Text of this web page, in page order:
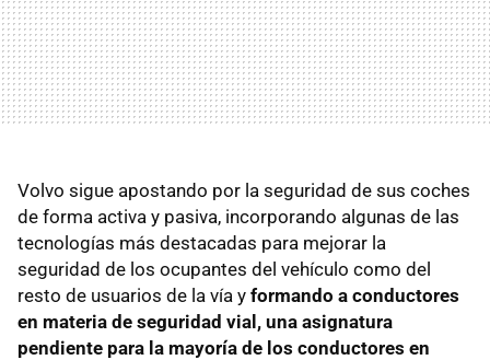
Volvo sigue apostando por la seguridad de sus coches
de forma activa y pasiva, incorporando algunas de las
tecnologías más destacadas para mejorar la
seguridad de los ocupantes del vehículo como del
resto de usuarios de la vía y formando a conductores
en materia de seguridad vial, una asignatura
pendiente para la mayoría de los conductores en